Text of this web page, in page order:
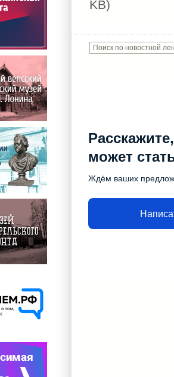
KB)
может
Ждём ваших